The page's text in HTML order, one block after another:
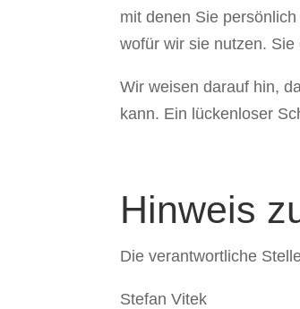
mit denen Sie
wofür wir sie nutzen.
Wir weisen darauf hin,
kann. Ein lückenloser
Hinweis
Die verantwortliche
Stefan Vitek